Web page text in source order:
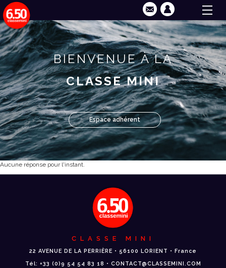
BIENVENUE À LA
CLASSE MINI
Espace adhérent
Aucune réponse pour l'instant.
CLASSE MINI
22 AVENUE DE LA PERRIÈRE • 56100 LORIENT • France
Tél: +33 (0)9 54 54 83 18 • CONTACT@CLASSEMINI.COM